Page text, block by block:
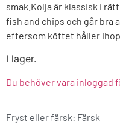
smak.Kolja är klassisk i
fish and chips och går bra
eftersom köttet håller
I lager.
Du behöver vara inloggad
Fryst eller färsk: Färsk